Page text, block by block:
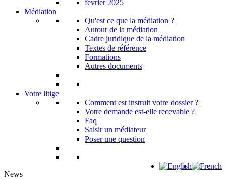
Médiation
Qu'est ce que la médiation ?
Autour de la médiation
Cadre juridique de la médiation
Textes de référence
Formations
Autres documents
Votre litige
Comment est instruit votre dossier ?
Votre demande est-elle recevable ?
Faq
Saisir un médiateur
Poser une question
News